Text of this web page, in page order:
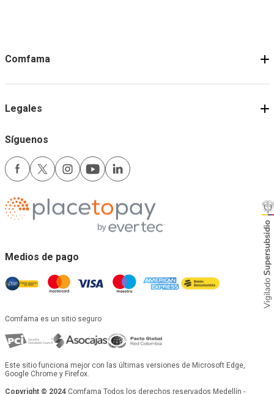
Comfama
Legales
Síguenos
Medios de pago
Comfama es un sitio seguro
Este sitio funciona mejor con las últimas versiones de Microsoft Edge,
Google Chrome y Firefox.
Copyright © 2024 Comfama Todos los derechos reservados Medellín -